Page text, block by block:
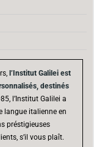
l’Institut Galilei est
destinés
l’Institut Galilei a
langue italienne en
préstigieuses
s’il vous plaît.